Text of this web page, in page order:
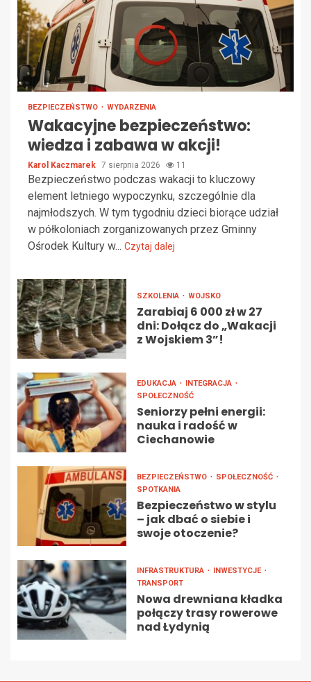
BEZPIECZEŃSTWO WYDARZENIA
Wakacyjne bezpieczeństwo:
wiedza i zabawa w akcji!
Karol Kaczmarek 7 sierpnia 2026 11
Bezpieczeństwo podczas wakacji to kluczowy
element letniego wypoczynku, szczególnie dla
najmłodszych. W tym tygodniu dzieci biorące udział
w półkoloniach zorganizowanych przez Gminny
Ośrodek Kultury w... Czytaj dalej
SZKOLENIA WOJSKO
Zarabiaj 6 000 zł w 27
dni: Dołącz do „Wakacji
z Wojskiem 3”!
EDUKACJA
INTEGRACJA
SPOŁECZNOŚĆ
Seniorzy pełni energii:
nauka i radość w
Ciechanowie
BEZPIECZEŃSTWO
SPOŁECZNOŚĆ
SPOTKANIA
Bezpieczeństwo w stylu
– jak dbać o siebie i
swoje otoczenie?
INFRASTRUKTURA
INWESTYCJE
TRANSPORT
Nowa drewniana kładka
połączy trasy rowerowe
nad Łydynią